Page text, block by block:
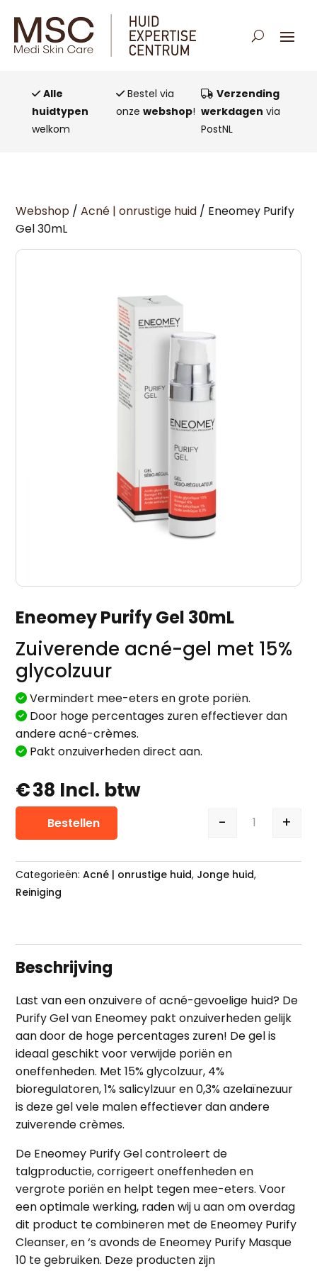
Alle
huidtypen
welkom
Bestel via
onzewebshop!
Verzending
werkdagen via
PostNL
Webshop /Acné | onrustige huid / Eneomey Purify
Gel 30mL
Eneomey Purify Gel 30mL
Zuiverende acné-gel met 15%
glycolzuur
Vermindert mee-eters en grote poriën.
Door hoge percentages zuren effectiever dan
andere acné-crèmes.
Pakt onzuiverheden direct aan.
€38 Incl. btw
Eneomey
- +
Bestellen
Categorieën:Acné | onrustige huid, Jonge huid,
Reiniging
Beschrijving
Last van een onzuivere ofacné-gevoelige huid? De
Purify Gel van Eneomey pakt onzuiverheden gelijk
aan door de hoge percentages zuren! De gel is
ideaal geschikt voor verwijde poriën en
oneffenheden. Met 15% glycolzuur, 4%
bioregulatoren, 1% salicylzuur en 0,3% azelaïnezuur
is deze gel vele malen effectiever dan andere
zuiverende crèmes.
De Eneomey Purify Gel controleert de
talgproductie, corrigeert oneffenheden en
vergrote poriën en helpt tegen mee-eters. Voor
een optimale werking, raden wij u aan om overdag
dit product te combineren met de Eneomey Purify
Cleanser, en ‘s avonds de Eneomey Purify Masque
10 te gebruiken. Deze producten zijn